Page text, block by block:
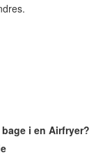
i en Airfryer?